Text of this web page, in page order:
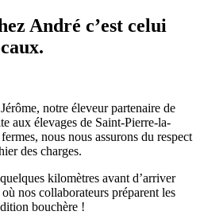
André c’est celui
notre éleveur partenaire de
aux élevages de Saint-Pierre-la-
nous nous assurons du respect
des charges.
kilomètres avant d’arriver
nos collaborateurs préparent les
bouchère !